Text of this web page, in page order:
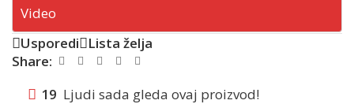
Video
Usporedi
Lista želja
Share:
19 Ljudi sada gleda ovaj proizvod!